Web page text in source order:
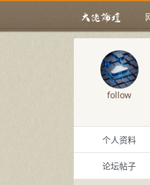
follow
个人资料
论坛帖子